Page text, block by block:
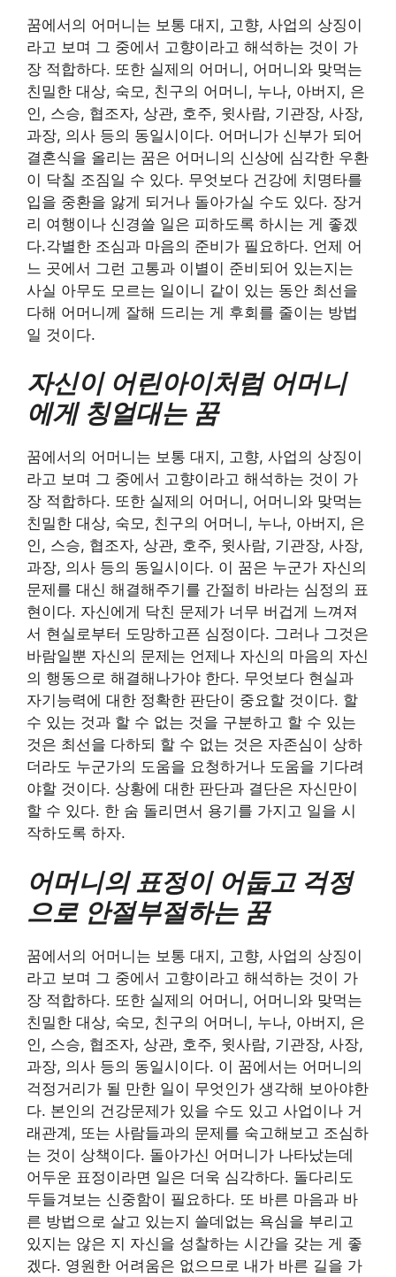
꿈에서의 어머니는 보통 대지, 고향, 사업의 상징이
라고 보며 그 중에서 고향이라고 해석하는 것이 가
장 적합하다. 또한 실제의 어머니, 어머니와 맞먹는
친밀한 대상, 숙모, 친구의 어머니, 누나, 아버지, 은
인, 스승, 협조자, 상관, 호주, 윗사람, 기관장, 사장,
과장, 의사 등의 동일시이다. 어머니가 신부가 되어
결혼식을 올리는 꿈은 어머니의 신상에 심각한 우환
이 닥칠 조짐일 수 있다. 무엇보다 건강에 치명타를
입을 중환을 앓게 되거나 돌아가실 수도 있다. 장거
리 여행이나 신경쓸 일은 피하도록 하시는 게 좋겠
다.각별한 조심과 마음의 준비가 필요하다. 언제 어
느 곳에서 그런 고통과 이별이 준비되어 있는지는
사실 아무도 모르는 일이니 같이 있는 동안 최선을
다해 어머니께 잘해 드리는 게 후회를 줄이는 방법
일 것이다.
자신이 어린아이처럼 어머니
에게 칭얼대는 꿈
꿈에서의 어머니는 보통 대지, 고향, 사업의 상징이
라고 보며 그 중에서 고향이라고 해석하는 것이 가
장 적합하다. 또한 실제의 어머니, 어머니와 맞먹는
친밀한 대상, 숙모, 친구의 어머니, 누나, 아버지, 은
인, 스승, 협조자, 상관, 호주, 윗사람, 기관장, 사장,
과장, 의사 등의 동일시이다. 이 꿈은 누군가 자신의
문제를 대신 해결해주기를 간절히 바라는 심정의 표
현이다. 자신에게 닥친 문제가 너무 버겁게 느껴져
서 현실로부터 도망하고픈 심정이다. 그러나 그것은
바람일뿐 자신의 문제는 언제나 자신의 마음의 자신
의 행동으로 해결해나가야 한다. 무엇보다 현실과
자기능력에 대한 정확한 판단이 중요할 것이다. 할
수 있는 것과 할 수 없는 것을 구분하고 할 수 있는
것은 최선을 다하되 할 수 없는 것은 자존심이 상하
더라도 누군가의 도움을 요청하거나 도움을 기다려
야할 것이다. 상황에 대한 판단과 결단은 자신만이
할 수 있다. 한 숨 돌리면서 용기를 가지고 일을 시
작하도록 하자.
어머니의 표정이 어둡고 걱정
으로 안절부절하는 꿈
꿈에서의 어머니는 보통 대지, 고향, 사업의 상징이
라고 보며 그 중에서 고향이라고 해석하는 것이 가
장 적합하다. 또한 실제의 어머니, 어머니와 맞먹는
친밀한 대상, 숙모, 친구의 어머니, 누나, 아버지, 은
인, 스승, 협조자, 상관, 호주, 윗사람, 기관장, 사장,
과장, 의사 등의 동일시이다. 이 꿈에서는 어머니의
걱정거리가 될 만한 일이 무엇인가 생각해 보아야한
다. 본인의 건강문제가 있을 수도 있고 사업이나 거
래관계, 또는 사람들과의 문제를 숙고해보고 조심하
는 것이 상책이다. 돌아가신 어머니가 나타났는데
어두운 표정이라면 일은 더욱 심각하다. 돌다리도
두들겨보는 신중함이 필요하다. 또 바른 마음과 바
른 방법으로 살고 있는지 쓸데없는 욕심을 부리고
있지는 않은 지 자신을 성찰하는 시간을 갖는 게 좋
겠다. 영원한 어려움은 없으므로 내가 바른 길을 가